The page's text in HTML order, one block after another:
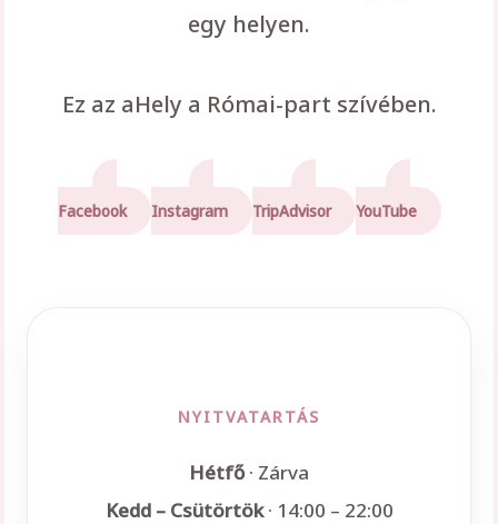
egy helyen.
Ez az aHely a Római-part szívében.
Facebook Instagram TripAdvisor YouTube
NYITVATARTÁS
Hétfő· Zárva
Kedd – Csütörtök· 14:00 – 22:00